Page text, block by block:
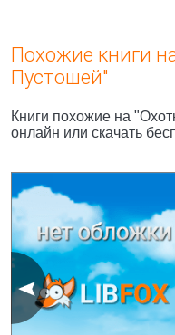
Похожие книги
Пустошей"
Книги похожие на
онлайн или скачать